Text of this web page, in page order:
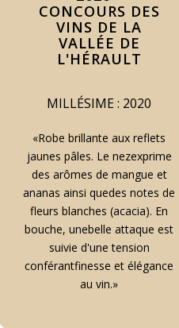
CONCOURS DES
VINS DE LA
VALLÉE DE
L'HÉRAULT
MILLÉSIME : 2020
«Robe brillante aux reflets
jaunes pâles. Le nezexprime
des arômes de mangue et
ananas ainsi quedes notes de
fleurs blanches (acacia). En
bouche, unebelle attaque est
suivie d'une tension
conférantfinesse et élégance
au vin.»